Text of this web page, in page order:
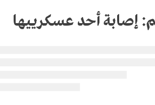
إصابة أحد عسكرييها